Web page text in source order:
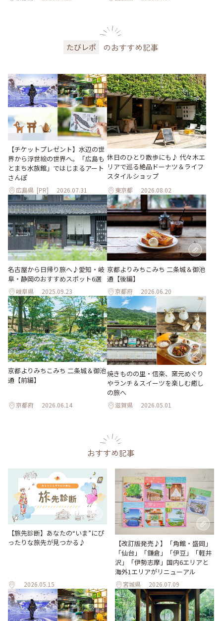
たびレポ のおすすめ記事
【チケットプレゼント】水辺の世
界から浮世絵の世界へ。「広島も
とまち水族館」ではじまるアート
さんぽ
広島県 [PR] 2026.07.31
休日のひとり散歩にも♪ 代々木エ
リアで巡る絶品ドーナツ＆ライフ
スタイルショップ
東京都 2026.08.02
名古屋から日帰り旅へ♪愛知・岐
阜・静岡のおすすめスポット6選
岐阜県 2025.09.23
京都よりみちこみち 二条城＆御池
通【後編】
京都府 2026.06.20
京都よりみちこみち 二条城＆御池
通【前編】
京都府 2026.06.14
焼きものの里・信楽、窯元めぐり
やランチ＆スイーツを楽しむ癒し
の旅へ
滋賀県 2026.05.01
おすすめ記事
【旅先診断】あなたの“いま”にぴ
ったりな旅先が見つかる♪
2026.05.15
【改訂版発売♪】「角館・盛岡」
「仙台」「鎌倉」「伊豆」「軽井
沢」「伊勢志摩」国内6エリアと
海外1エリアがリニューアル
宮城県 2026.07.09